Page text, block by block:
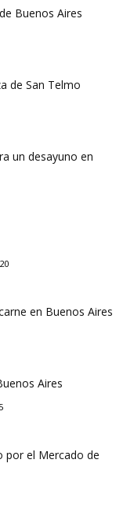
Buenos Aires
de San Telmo
un desayuno en
en Buenos Aires
Aires
por el Mercado de